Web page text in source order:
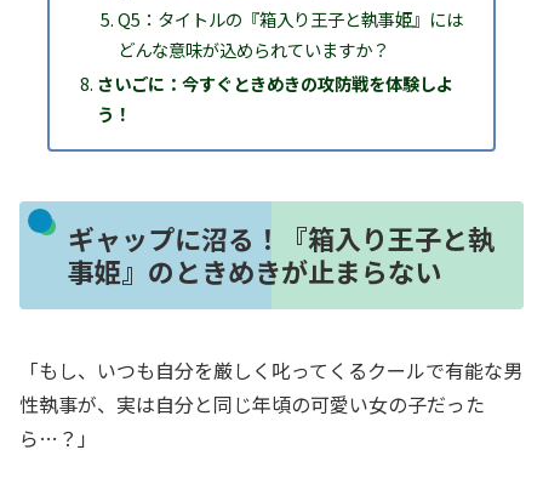
Q5：タイトルの『箱入り王子と執事姫』には
どんな意味が込められていますか？
さいごに：今すぐときめきの攻防戦を体験しよ
う！
ギャップに沼る！『箱入り王子と執
事姫』のときめきが止まらない
「もし、いつも自分を厳しく叱ってくるクールで有能な男
性執事が、実は自分と同じ年頃の可愛い女の子だった
ら…？」